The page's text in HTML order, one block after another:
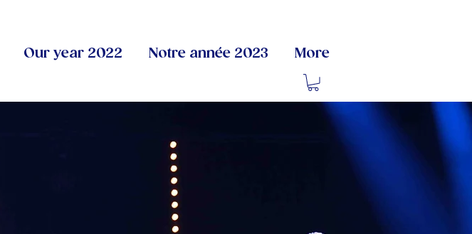
Our year 2022 Notre année 2023 More